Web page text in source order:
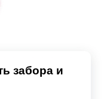
забора и